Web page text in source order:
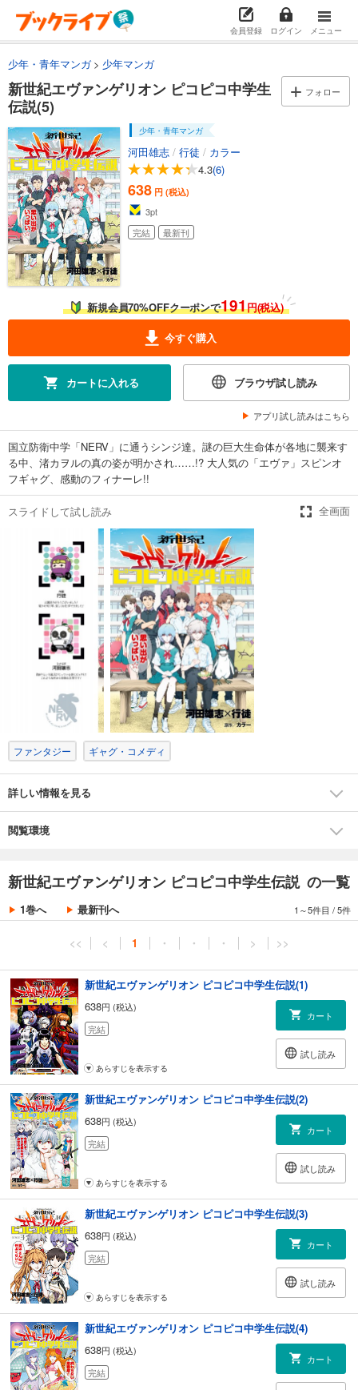
会員登録 ログイン メニュー
少年・青年マンガ 少年マンガ
新世紀エヴァンゲリオン ピコピコ中学生
伝説(5)
フォロー
少年・青年マンガ
河田雄志 / 行徒 / カラー
4.3(6)
638 円 (税込)
3pt
完結
最新刊
新規会員70%OFFクーポンで191円(税込)
今すぐ購入
カートに入れる ブラウザ試し読み
アプリ試し読みはこちら
国立防衛中学「NERV」に通うシンジ達。謎の巨大生命体が各地に襲来す
る中、渚カヲルの真の姿が明かされ……!? 大人気の「エヴァ」スピンオ
フギャグ、感動のフィナーレ!!
スライドして試し読み 全画面
ファンタジー ギャグ・コメディ
詳しい情報を見る
閲覧環境
新世紀エヴァンゲリオン ピコピコ中学生伝説 の一覧
1巻へ 最新刊へ 1～5件目 /5件
<< < 1 ・ ・ ・ > >>
新世紀エヴァンゲリオン ピコピコ中学生伝説(1)
638円 (税込)
完結
カート
試し読み
あらすじを表示する
新世紀エヴァンゲリオン ピコピコ中学生伝説(2)
638円 (税込)
完結
カート
試し読み
あらすじを表示する
新世紀エヴァンゲリオン ピコピコ中学生伝説(3)
638円 (税込)
完結
カート
試し読み
あらすじを表示する
新世紀エヴァンゲリオン ピコピコ中学生伝説(4)
638円 (税込)
完結
カート